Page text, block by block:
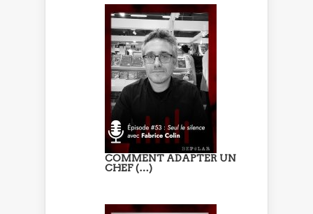
COMMENT ADAPTER UN
CHEF (…)